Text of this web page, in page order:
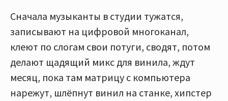
Сначала музыканты в студии тужатся,
записывают на цифровой многоканал,
клеют по слогам свои потуги, сводят, потом
делают щадящий микс для винила, ждут
месяц, пока там матрицу с компьютера
нарежут, шлёпнут винил на станке, хипстер